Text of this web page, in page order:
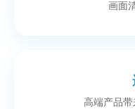
画面
高端产品